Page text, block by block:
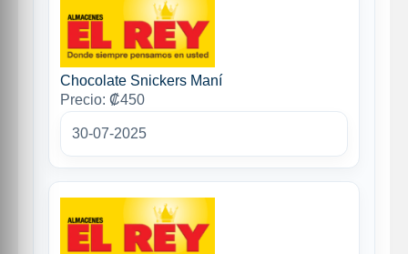
Chocolate Snickers Maní
Precio: ₡450
30-07-2025